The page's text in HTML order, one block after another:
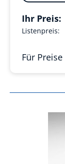
Listenpreis:
Ihr Preis:
Für Preise